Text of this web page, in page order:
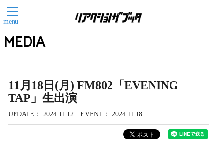
menu
MEDIA
11月18日(月) FM802「EVENING
TAP」生出演
UPDATE 2024.11.12 EVENT 2024.11.18